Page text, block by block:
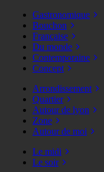
Gastronomique
Bouchon
Française
Du monde
Contemporaine
Concept
Arrondissement
Quartier
Autour de lyon
Zone
Autour de moi
Le midi
Le soir